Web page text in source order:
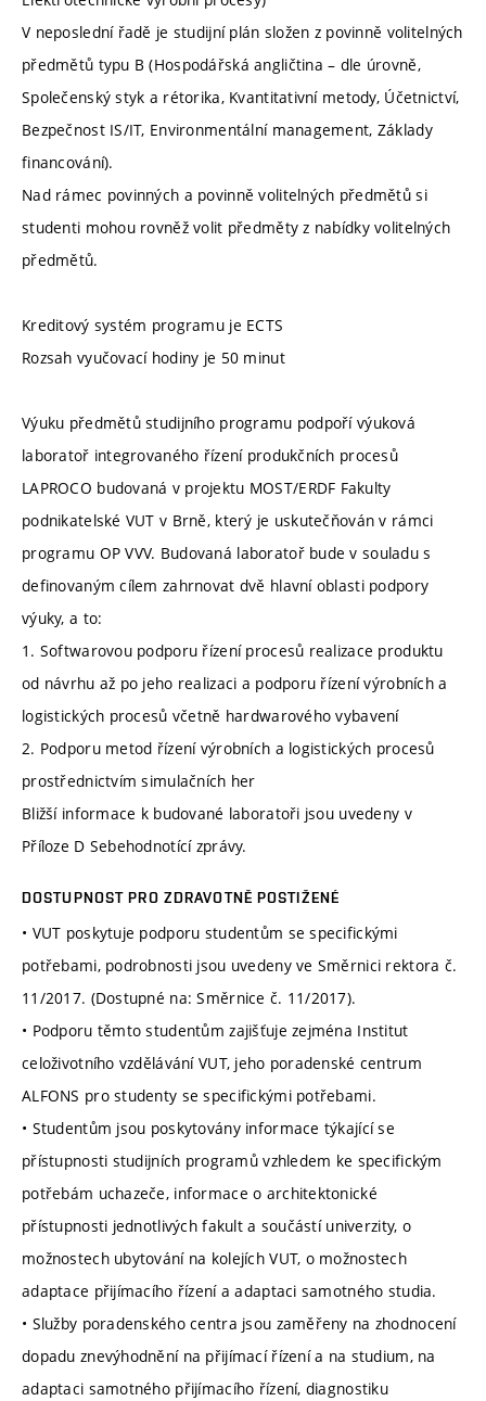
V neposlední řadě je studijní plán složen z povinně volitelných
předmětů typu B (Hospodářská angličtina – dle úrovně,
Společenský styk a rétorika, Kvantitativní metody, Účetnictví,
Bezpečnost IS/IT, Environmentální management, Základy
financování).
Nad rámec povinných a povinně volitelných předmětů si
studenti mohou rovněž volit předměty z nabídky volitelných
předmětů.
Kreditový systém programu je ECTS
Rozsah vyučovací hodiny je 50 minut
Výuku předmětů studijního programu podpoří výuková
laboratoř integrovaného řízení produkčních procesů
LAPROCO budovaná v projektu MOST/ERDF Fakulty
podnikatelské VUT v Brně, který je uskutečňován v rámci
programu OP VVV. Budovaná laboratoř bude v souladu s
definovaným cílem zahrnovat dvě hlavní oblasti podpory
výuky, a to:
1. Softwarovou podporu řízení procesů realizace produktu
od návrhu až po jeho realizaci a podporu řízení výrobních a
logistických procesů včetně hardwarového vybavení
2. Podporu metod řízení výrobních a logistických procesů
prostřednictvím simulačních her
Bližší informace k budované laboratoři jsou uvedeny v
Příloze D Sebehodnotící zprávy.
DOSTUPNOST PRO ZDRAVOTNĚ POSTIŽENÉ
• VUT poskytuje podporu studentům se specifickými
potřebami, podrobnosti jsou uvedeny ve Směrnici rektora č.
11/2017. (Dostupné na: Směrnice č. 11/2017).
• Podporu těmto studentům zajišťuje zejména Institut
celoživotního vzdělávání VUT, jeho poradenské centrum
ALFONS pro studenty se specifickými potřebami.
• Studentům jsou poskytovány informace týkající se
přístupnosti studijních programů vzhledem ke specifickým
potřebám uchazeče, informace o architektonické
přístupnosti jednotlivých fakult a součástí univerzity, o
možnostech ubytování na kolejích VUT, o možnostech
adaptace přijímacího řízení a adaptaci samotného studia.
• Služby poradenského centra jsou zaměřeny na zhodnocení
dopadu znevýhodnění na přijímací řízení a na studium, na
adaptaci samotného přijímacího řízení, diagnostiku